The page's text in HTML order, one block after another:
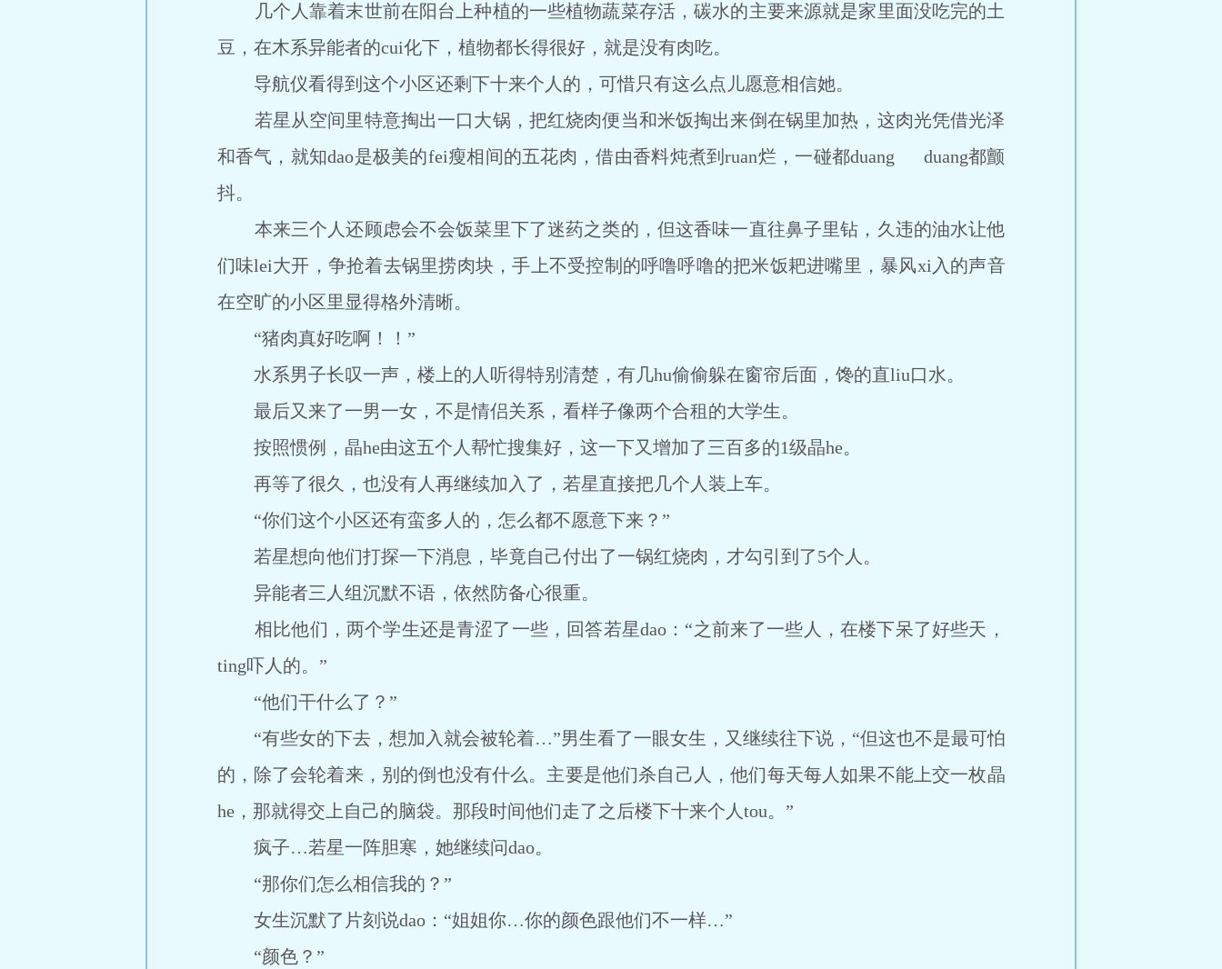
几个人靠着末世前在阳台上种植的一些植物蔬菜存活，碳水的主要来源就是家里面没吃完的土
豆，在木系异能者的cui化下，植物都长得很好，就是没有肉吃。
导航仪看得到这个小区还剩下十来个人的，可惜只有这么点儿愿意相信她。
若星从空间里特意掏出一口大锅，把红烧肉便当和米饭掏出来倒在锅里加热，这肉光凭借光泽
和香气，就知dao是极美的fei瘦相间的五花肉，借由香料炖煮到ruan烂，一碰都duang duang都颤
抖。
本来三个人还顾虑会不会饭菜里下了迷药之类的，但这香味一直往鼻子里钻，久违的油水让他
们味lei大开，争抢着去锅里捞肉块，手上不受控制的呼噜呼噜的把米饭耙进嘴里，暴风xi入的声音
在空旷的小区里显得格外清晰。
“猪肉真好吃啊！！”
水系男子长叹一声，楼上的人听得特别清楚，有几hu偷偷躲在窗帘后面，馋的直liu口水。
最后又来了一男一女，不是情侣关系，看样子像两个合租的大学生。
按照惯例，晶he由这五个人帮忙搜集好，这一下又增加了三百多的1级晶he。
再等了很久，也没有人再继续加入了，若星直接把几个人装上车。
“你们这个小区还有蛮多人的，怎么都不愿意下来？”
若星想向他们打探一下消息，毕竟自己付出了一锅红烧肉，才勾引到了5个人。
异能者三人组沉默不语，依然防备心很重。
相比他们，两个学生还是青涩了一些，回答若星dao：“之前来了一些人，在楼下呆了好些天，
ting吓人的。”
“他们干什么了？”
“有些女的下去，想加入就会被轮着…”男生看了一眼女生，又继续往下说，“但这也不是最可怕
的，除了会轮着来，别的倒也没有什么。主要是他们杀自己人，他们每天每人如果不能上交一枚晶
he，那就得交上自己的脑袋。那段时间他们走了之后楼下十来个人tou。”
疯子…若星一阵胆寒，她继续问dao。
“那你们怎么相信我的？”
女生沉默了片刻说dao：“姐姐你…你的颜色跟他们不一样…”
“颜色？”